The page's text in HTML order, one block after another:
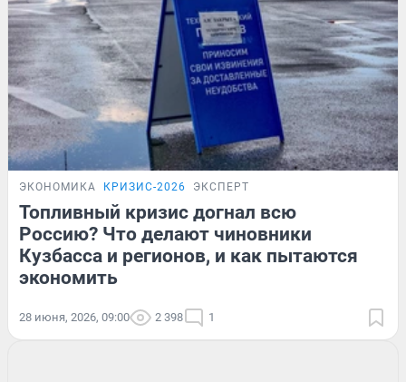
ЭКОНОМИКА КРИЗИС-2026 ЭКСПЕРТ
Топливный кризис догнал всю
Россию? Что делают чиновники
Кузбасса и регионов, и как пытаются
экономить
28 июня, 2026, 09:00 2 398 1